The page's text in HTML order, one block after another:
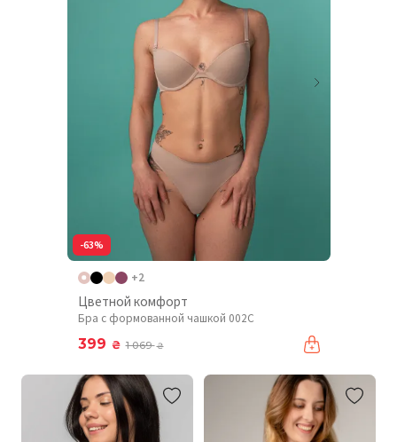
-63%
+2
Цветной комфорт
Бра с формованной чашкой 002C
399 ₴ 1 069₴